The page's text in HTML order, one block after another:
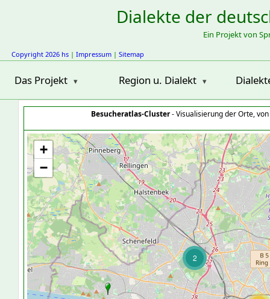
Dialekte der
Ein Projekt von
Copyright 2026 hs | Impressum | Sitemap
Das Projekt Region u. Dialekt
Besucheratlas-Cluster- Visualisierung der Orte,
2
+
−